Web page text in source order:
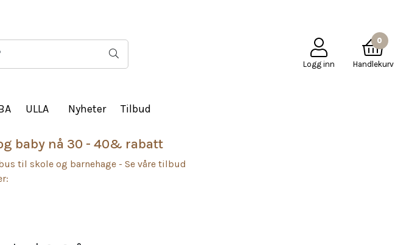
Logg inn
0
Handlekurv
ULLA Nyheter Tilbud
baby nå 30 - 40& rabatt
til skole og barnehage - Se våre tilbud